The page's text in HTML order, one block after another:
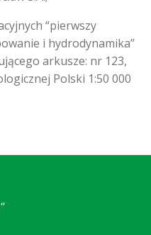
“pierwszy
i hydrodynamika”
arkusze: nr 123,
Polski 1:50 000